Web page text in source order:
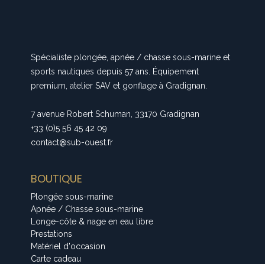
Spécialiste plongée, apnée / chasse sous-marine et
sports nautiques depuis 57 ans. Équipement
premium, atelier SAV et gonflage à Gradignan.
7 avenue Robert Schuman, 33170 Gradignan
+33 (0)5 56 45 42 09
contact@sub-ouest.fr
BOUTIQUE
Plongée sous-marine
Apnée / Chasse sous-marine
Longe-côte & nage en eau libre
Prestations
Matériel d'occasion
Carte cadeau